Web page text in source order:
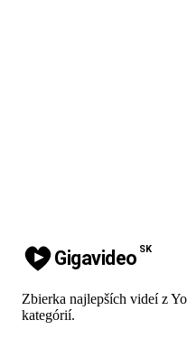
Gigavideo SK
Zbierka najlepších videí z
kategórií.